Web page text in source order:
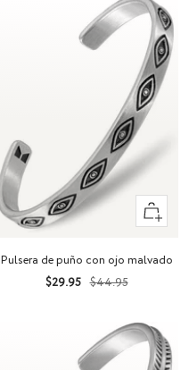
Vista
rápida
Pulsera de puño con ojo malvado
Precio
$29.95 Precio
$44.95